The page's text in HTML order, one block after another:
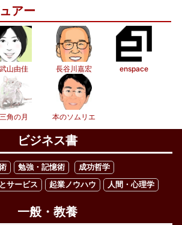
アー
武山由佳 長谷川嘉宏 enspace
三角の月 本のソムリエ
ビジネス書
勉強・記憶術
成功哲学
サービス 起業ノウハウ 人間・心理学
一般・教養